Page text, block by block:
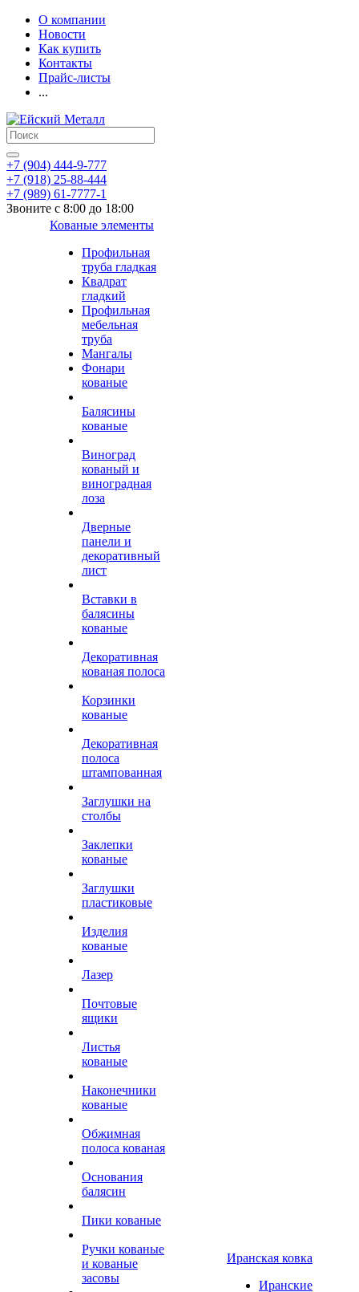
О компании
Новости
Как купить
Контакты
Прайс-листы
...
+7 (904) 444-9-777
+7 (918) 25-88-444
+7 (989) 61-7777-1
Звоните с 8:00 до 18:00
Кованые элементы
Профильная
труба гладкая
Квадрат
гладкий
Профильная
мебельная
труба
Мангалы
Фонари
кованые
Балясины
кованые
Виноград
кованый и
виноградная
лоза
Дверные
панели и
декоративный
лист
Вставки в
балясины
кованые
Декоративная
кованая полоса
Корзинки
кованые
Декоративная
полоса
штампованная
Заглушки на
столбы
Заклепки
кованые
Заглушки
пластиковые
Изделия
кованые
Лазер
Почтовые
ящики
Листья
кованые
Наконечники
кованые
Обжимная
полоса кованая
Основания
балясин
Пики кованые
Ручки кованые
и кованые
засовы
Иранская ковка
Иранские